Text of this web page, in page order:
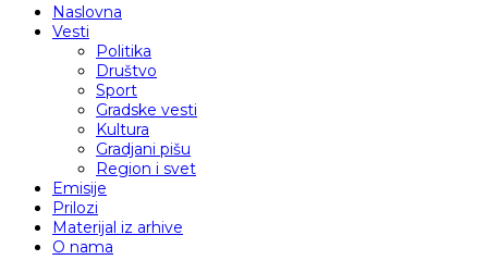
Naslovna
Vesti
Politika
Društvo
Sport
Gradske vesti
Kultura
Gradjani pišu
Region i svet
Emisije
Prilozi
Materijal iz arhive
O nama